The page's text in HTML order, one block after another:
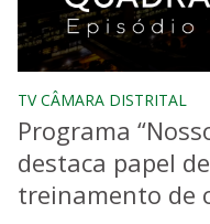
TV CÂMARA DISTRITAL
Programa
destaca papel
treinamento de